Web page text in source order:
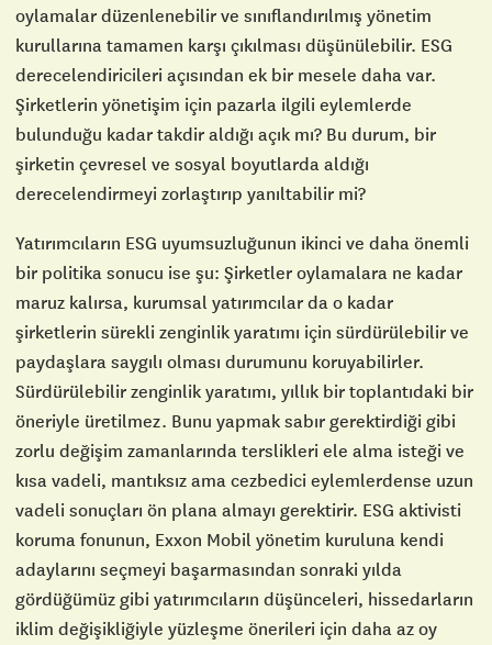
oylamalar düzenlenebilir ve sınıflandırılmış yönetim
kurullarına tamamen karşı çıkılması düşünülebilir. ESG
derecelendiricileri açısından ek bir mesele daha var.
Şirketlerin yönetişim için pazarla ilgili eylemlerde
bulunduğu kadar takdir aldığı açık mı? Bu durum, bir
şirketin çevresel ve sosyal boyutlarda aldığı
derecelendirmeyi zorlaştırıp yanıltabilir mi?
Yatırımcıların ESG uyumsuzluğunun ikinci ve daha önemli
bir politika sonucu ise şu: Şirketler oylamalara ne kadar
maruz kalırsa, kurumsal yatırımcılar da o kadar
şirketlerin sürekli zenginlik yaratımı için sürdürülebilir ve
paydaşlara saygılı olması durumunu koruyabilirler.
Sürdürülebilir zenginlik yaratımı, yıllık bir toplantıdaki bir
öneriyle üretilmez. Bunu yapmak sabır gerektirdiği gibi
zorlu değişim zamanlarında terslikleri ele alma isteği ve
kısa vadeli, mantıksız ama cezbedici eylemlerdense uzun
vadeli sonuçları ön plana almayı gerektirir. ESG aktivisti
koruma fonunun, Exxon Mobil yönetim kuruluna kendi
adaylarını seçmeyi başarmasından sonraki yılda
gördüğümüz gibi yatırımcıların düşünceleri, hissedarların
iklim değişikliğiyle yüzleşme önerileri için daha az oy